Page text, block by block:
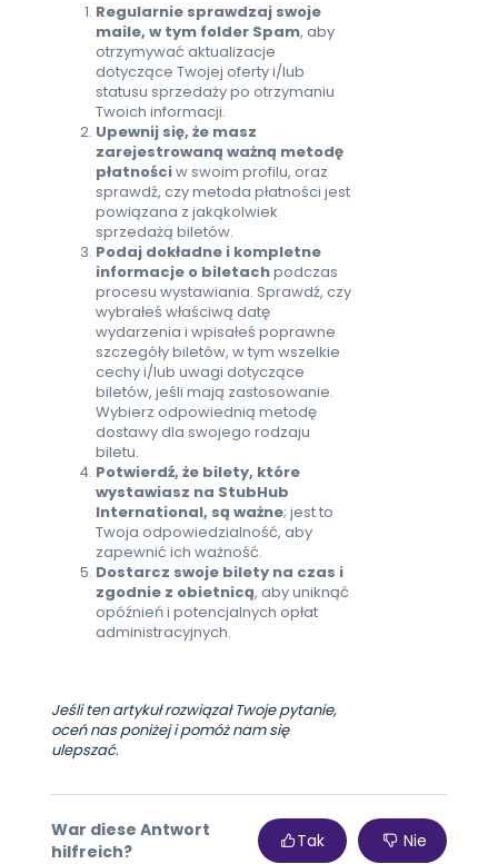
Regularnie sprawdzaj swoje
maile, w tym folder Spam, aby
otrzymywać aktualizacje
dotyczące Twojej oferty i/lub
statusu sprzedaży po otrzymaniu
Twoich informacji.
Upewnij się, że masz
zarejestrowaną ważną metodę
płatnościw swoim profilu, oraz
sprawdź, czy metoda płatności jest
powiązana z jakąkolwiek
sprzedażą biletów.
Podaj dokładne i kompletne
informacje o biletachpodczas
procesu wystawiania. Sprawdź, czy
wybrałeś właściwą datę
wydarzenia i wpisałeś poprawne
szczegóły biletów, w tym wszelkie
cechy i/lub uwagi dotyczące
biletów, jeśli mają zastosowanie.
Wybierz odpowiednią metodę
dostawy dla swojego rodzaju
biletu.
Potwierdź, że bilety, które
wystawiasz na StubHub
International, są ważne; jest to
Twoja odpowiedzialność, aby
zapewnić ich ważność.
Dostarcz swoje bilety na czas i
zgodnie z obietnicą, aby uniknąć
opóźnień i potencjalnych opłat
administracyjnych.
Jeśli ten artykuł rozwiązał Twoje pytanie,
oceń nas poniżej i pomóż nam się
ulepszać.
War diese Antwort
hilfreich?
Tak Nie